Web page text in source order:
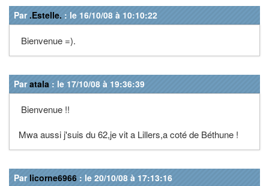
Par.Estelle. : le 16/10/08 à 10:10:22
Bienvenue =).
Paratala : le 17/10/08 à 19:36:39
Bienvenue !!
Mwa aussi j'suis du 62,je vit a Lillers,a coté de Béthune !
Par licorne6966 : le 20/10/08 à 17:13:16